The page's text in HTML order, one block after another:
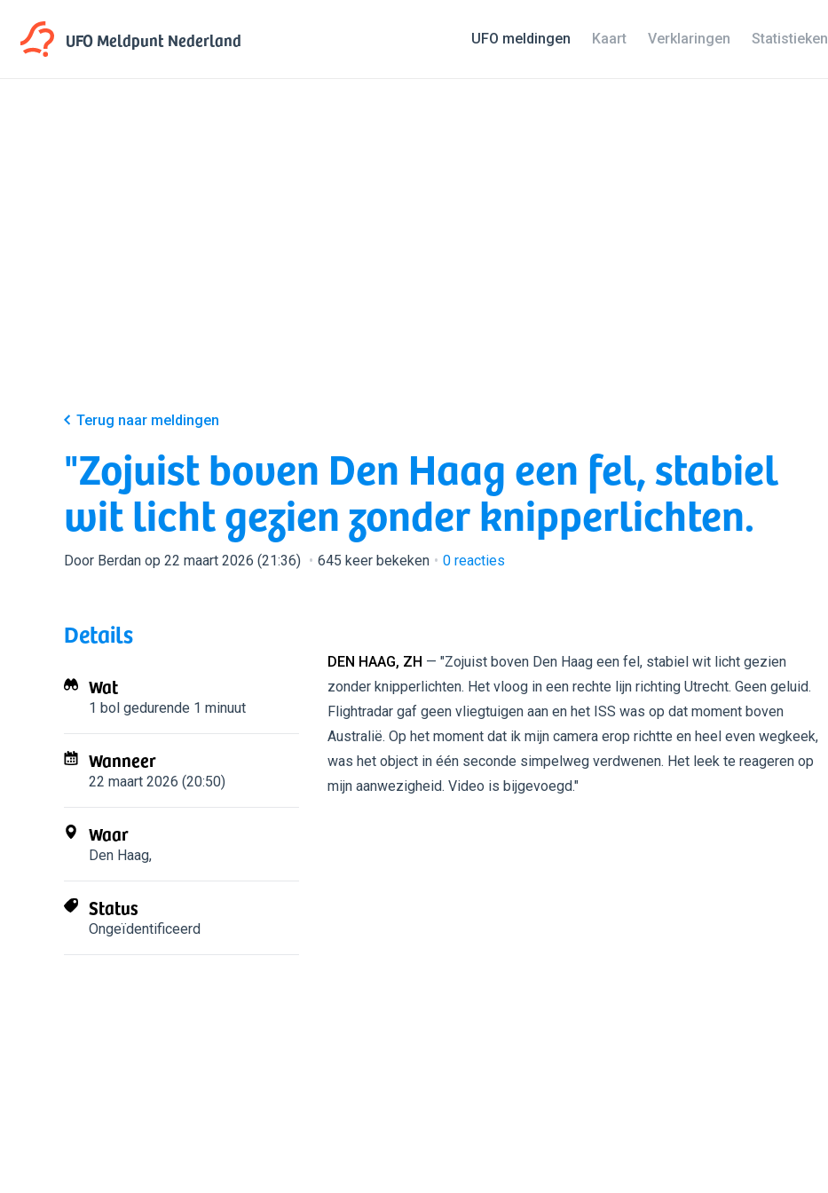
UFO MeldpuntNederland UFO meldingen Kaart Verklaringen Statistieken
Terug naar meldingen
"Zojuist boven Den Haag een fel, stabiel
wit licht gezien zonder knipperlichten.
Door Berdan op 22 maart 2026 (21:36) 645 keer bekeken 0 reacties
Details
Wat
1 bol gedurende 1 minuut
Wanneer
22 maart 2026 (20:50)
Waar
Den Haag,
Status
Ongeïdentificeerd
DEN HAAG, ZH — "Zojuist boven Den Haag een fel, stabiel wit licht gezien
zonder knipperlichten. Het vloog in een rechte lijn richting Utrecht. Geen geluid.
Flightradar gaf geen vliegtuigen aan en het ISS was op dat moment boven
Australië. Op het moment dat ik mijn camera erop richtte en heel even wegkeek,
was het object in één seconde simpelweg verdwenen. Het leek te reageren op
mijn aanwezigheid. Video is bijgevoegd."